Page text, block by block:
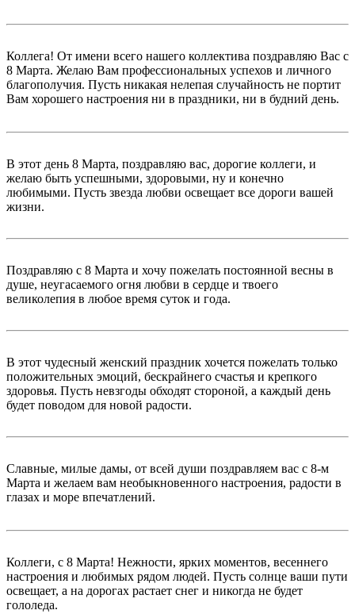
Коллега! От имени всего нашего коллектива поздравляю Вас с
8 Марта. Желаю Вам профессиональных успехов и личного
благополучия. Пусть никакая нелепая случайность не портит
Вам хорошего настроения ни в праздники, ни в будний день.
В этот день 8 Марта, поздравляю вас, дорогие коллеги, и
желаю быть успешными, здоровыми, ну и конечно
любимыми. Пусть звезда любви освещает все дороги вашей
жизни.
Поздравляю с 8 Марта и хочу пожелать постоянной весны в
душе, неугасаемого огня любви в сердце и твоего
великолепия в любое время суток и года.
В этот чудесный женский праздник хочется пожелать только
положительных эмоций, бескрайнего счастья и крепкого
здоровья. Пусть невзгоды обходят стороной, а каждый день
будет поводом для новой радости.
Славные, милые дамы, от всей души поздравляем вас с 8-м
Марта и желаем вам необыкновенного настроения, радости в
глазах и море впечатлений.
Коллеги, с 8 Марта! Нежности, ярких моментов, весеннего
настроения и любимых рядом людей. Пусть солнце ваши пути
освещает, а на дорогах растает снег и никогда не будет
гололеда.